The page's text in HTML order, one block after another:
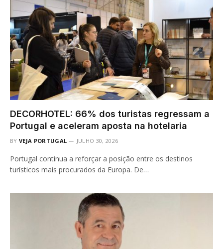
DECORHOTEL: 66% dos turistas regressam a
Portugal e aceleram aposta na hotelaria
BY VEJA PORTUGAL JULHO 30, 2026
Portugal continua a reforçar a posição entre os destinos
turísticos mais procurados da Europa. De…